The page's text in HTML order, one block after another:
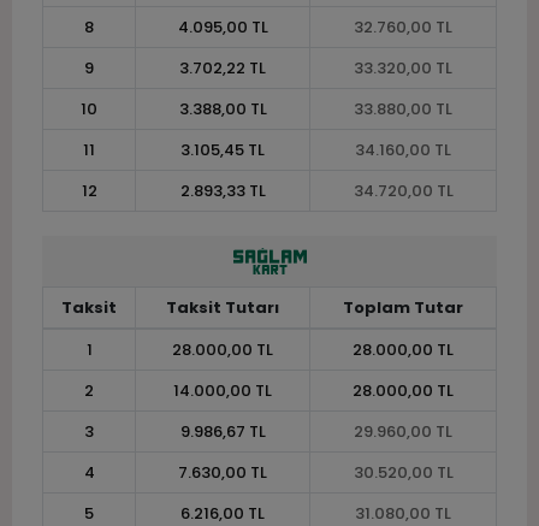
8
4.095,00 TL
32.760,00 TL
9
3.702,22 TL
33.320,00 TL
10
3.388,00 TL
33.880,00 TL
11
3.105,45 TL
34.160,00 TL
12
2.893,33 TL 34.720,00 TL
Taksit Taksit Tutarı
Toplam Tutar
1
28.000,00 TL
28.000,00 TL
2
14.000,00 TL
28.000,00 TL
3
9.986,67 TL
29.960,00 TL
4
7.630,00 TL
30.520,00 TL
5
6.216,00 TL
31.080,00 TL